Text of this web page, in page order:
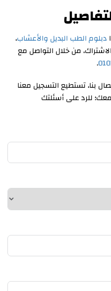
دبلوم الطب البديل والأعشاب،
من خلال التواصل مع
.
بنا، تستطيع التسجيل معنا
للرد على أسئلتك